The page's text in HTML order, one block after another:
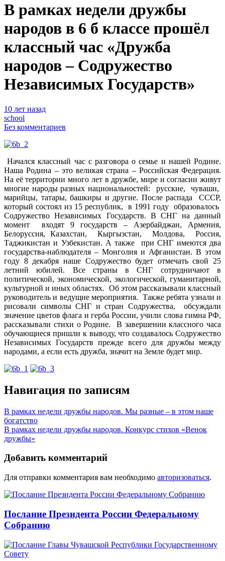
В рамках недели дружбы
народов в 6 б классе прошёл
классный час «Дружба
народов – Содружество
Независимых Государств»
10 лет назад
school
Без комментариев
Начался классный час с разговора о семье и нашей Родине.
Наша Родина – это великая страна – Российская Федерация.
На её территории много лет в дружбе, мире и согласии живут
многие народы разных национальностей: русские, чуваши,
марийцы, татары, башкиры и другие. После распада СССР,
который состоял из 15 республик, в 1991 году образовалось
Содружество Независимых Государств. В СНГ на данный
момент входят 9 государств – Азербайджан, Армения,
Белоруссия, Казахстан, Кыргызстан, Молдова, Россия,
Таджикистан и Узбекистан. А также при СНГ имеются два
государства-наблюдателя – Монголия и Афганистан. В этом
году 8 декабря наше Содружество будет отмечать свой 25
летний юбилей. Все страны в СНГ сотрудничают в
политической, экономической, экологической, гуманитарной,
культурной и иных областях. Об этом рассказывали классный
руководитель и ведущие мероприятия. Также ребята узнали и
рисовали символы СНГ и стран Содружества, обсуждали
значение цветов флага и герба России, учили слова гимна РФ,
рассказывали стихи о Родине. В завершении классного часа
обучающиеся пришли к выводу, что создавалось Содружество
Независимых Государств прежде всего для дружбы между
народами, а если есть дружба, значит на Земле будет мир.
Навигация по записям
В рамках недели дружбы народов. Мы разные – в этом наше
богатство
В рамках недели дружбы народов. Конкурс стихов «Венок
дружбы»
Добавить комментарий
Для отправки комментария вам необходимо авторизоваться.
Послание Президента России Федеральному
Собранию